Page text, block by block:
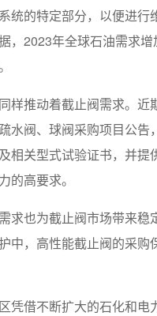
统的特定部分，以便进
，2023年全球石油需求
样推动着截止阀需求。
水阀、球阀采购项目公
相关型式试验证书，并
的高要求。
求也为截止阀市场带来
中，高性能截止阀的采
凭借不断扩大的石化和电